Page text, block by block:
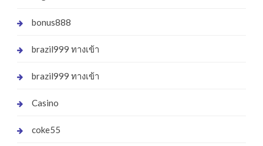
bonus888
brazil999 ทางเข้า
brazil999 ทางเข้า
Casino
coke55